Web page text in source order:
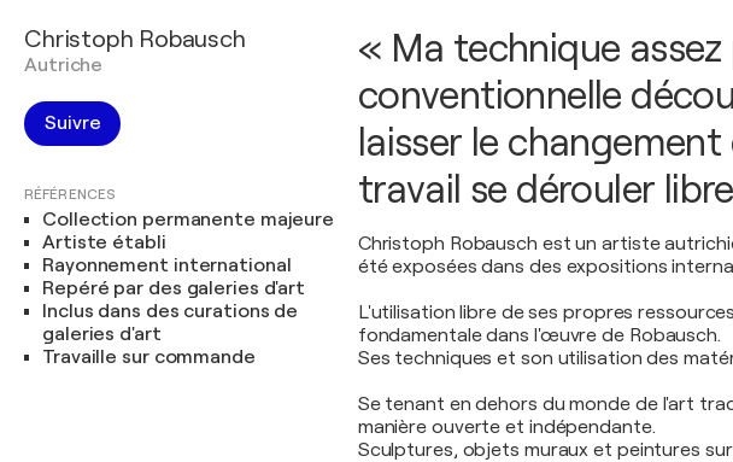
Christoph Robausch
Autriche
Suivre
RÉFÉRENCES
Collection permanente majeure
Artiste établi
Rayonnement international
Repéré par des galeries d'art
Inclus dans des curations de
galeries d'art
Travaille sur commande
« Ma technique assez
conventionnelle
laisser le
travail se dérouler
Christoph Robausch est un artiste
été exposées dans des expositions
L'utilisation libre de ses propres
fondamentale dans l'œuvre de Robausch.
Ses techniques et son utilisation des
Se tenant en dehors du monde de l'art
manière ouverte et indépendante.
Sculptures, objets muraux et peintures